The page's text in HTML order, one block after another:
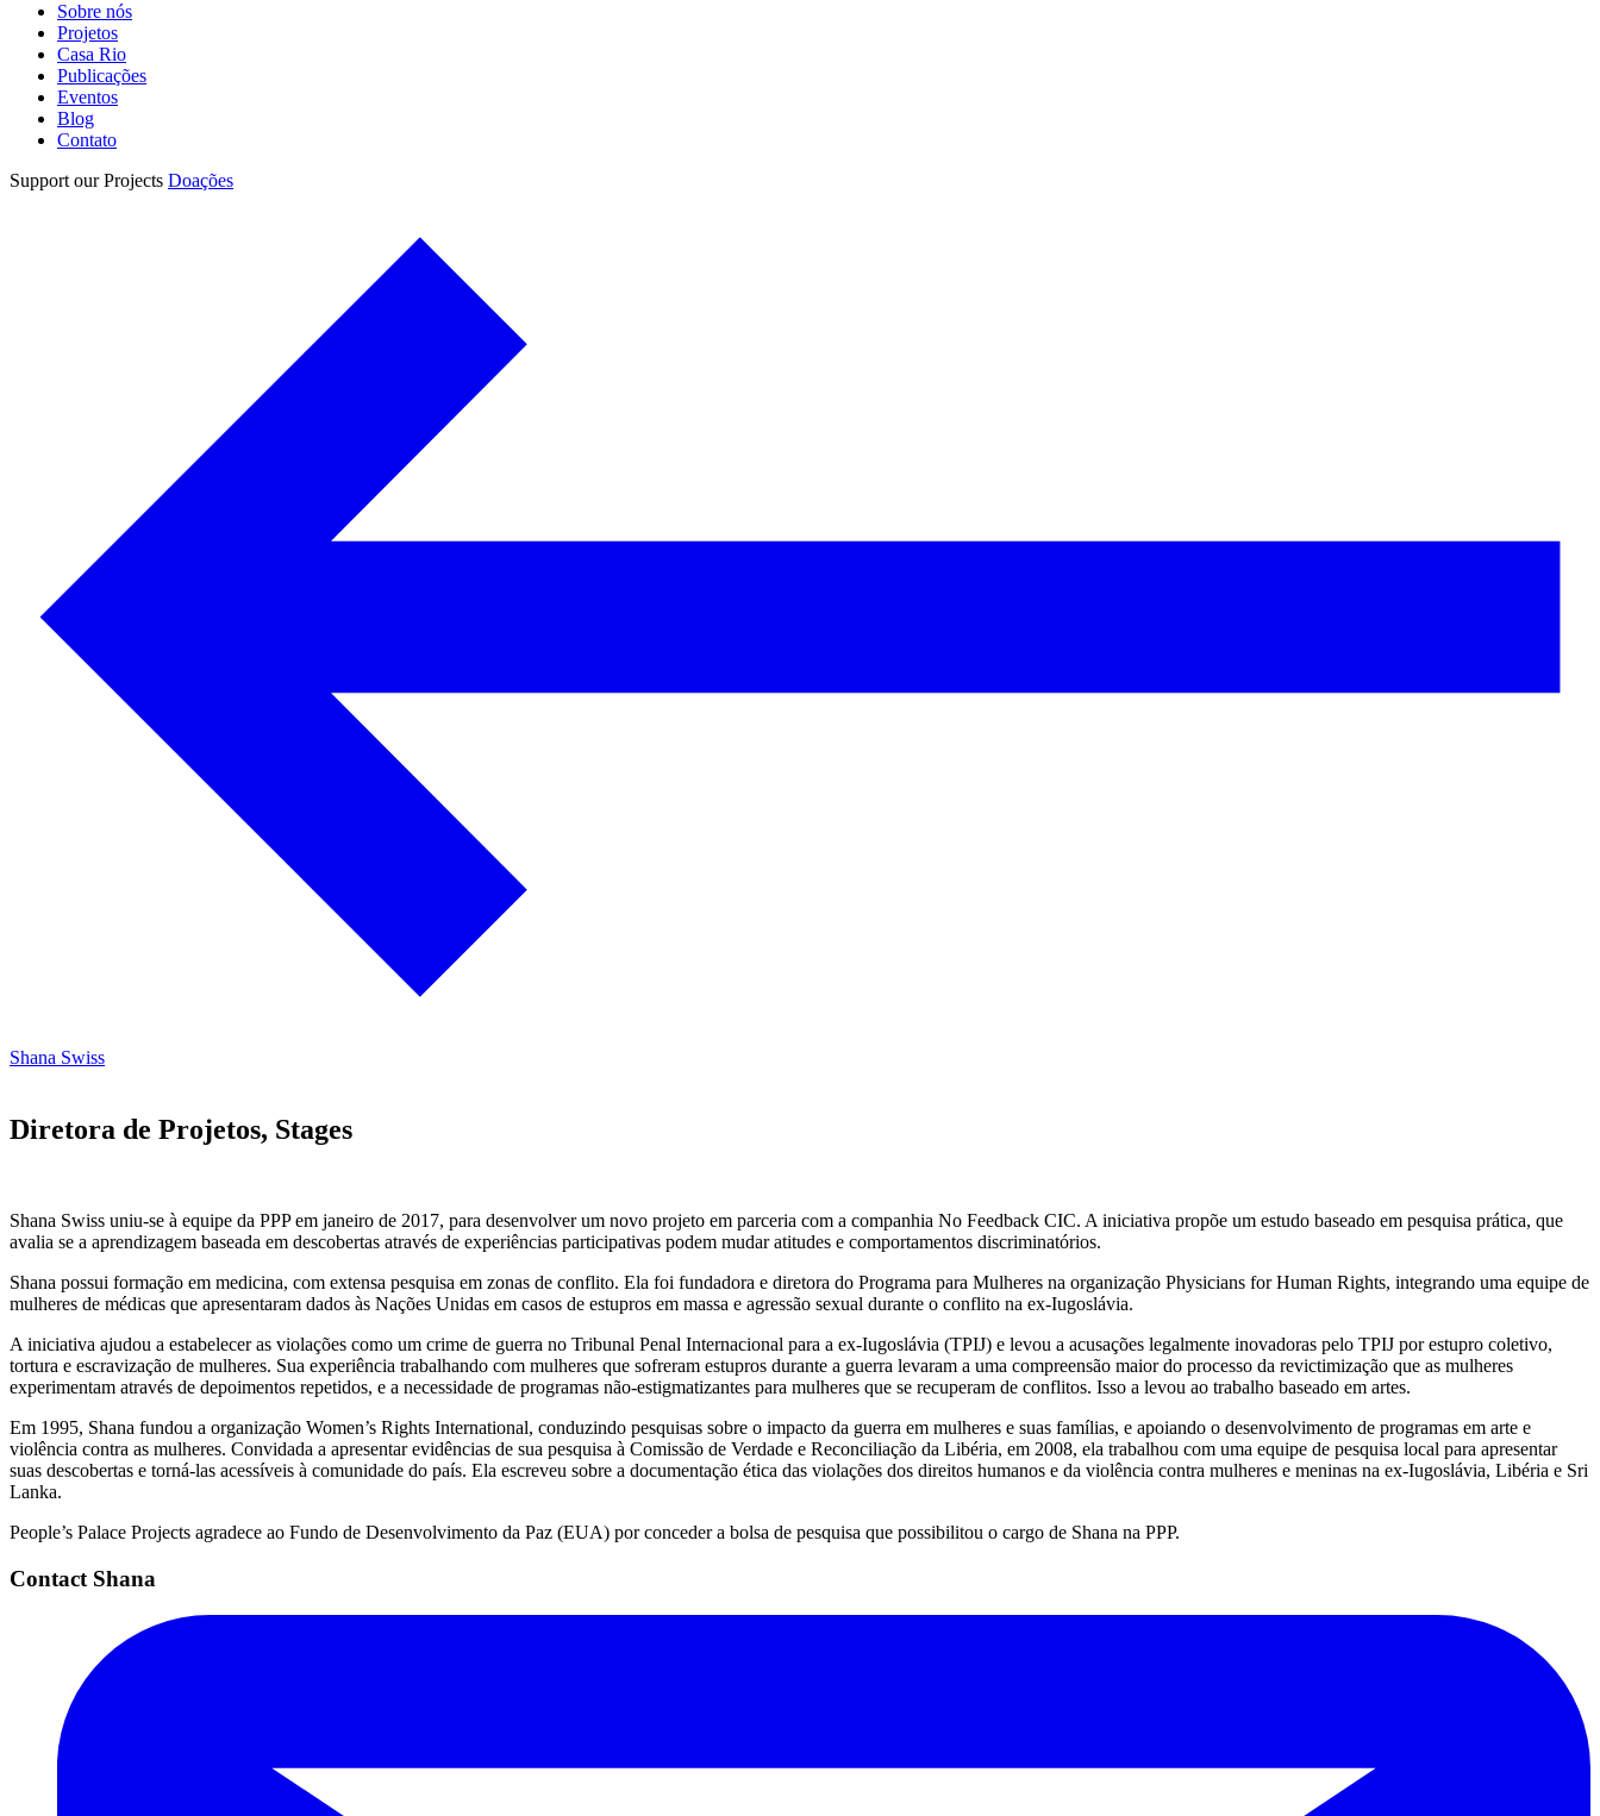
Sobre nós
Projetos
Casa Rio
Publicações
Eventos
Blog
Contato
Support our Projects Doações
Shana Swiss
Diretora de Projetos, Stages
Shana Swiss uniu-se à equipe da PPP em janeiro de 2017, para desenvolver um novo projeto em parceria com a companhia No Feedback CIC. A iniciativa propõe um estudo baseado em pesquisa prática, que
avalia se a aprendizagem baseada em descobertas através de experiências participativas podem mudar atitudes e comportamentos discriminatórios.
Shana possui formação em medicina, com extensa pesquisa em zonas de conflito. Ela foi fundadora e diretora do Programa para Mulheres na organização Physicians for Human Rights, integrando uma equipe de
mulheres de médicas que apresentaram dados às Nações Unidas em casos de estupros em massa e agressão sexual durante o conflito na ex-Iugoslávia.
A iniciativa ajudou a estabelecer as violações como um crime de guerra no Tribunal Penal Internacional para a ex-Iugoslávia (TPIJ) e levou a acusações legalmente inovadoras pelo TPIJ por estupro coletivo,
tortura e escravização de mulheres. Sua experiência trabalhando com mulheres que sofreram estupros durante a guerra levaram a uma compreensão maior do processo da revictimização que as mulheres
experimentam através de depoimentos repetidos, e a necessidade de programas não-estigmatizantes para mulheres que se recuperam de conflitos. Isso a levou ao trabalho baseado em artes.
Em 1995, Shana fundou a organização Women’s Rights International, conduzindo pesquisas sobre o impacto da guerra em mulheres e suas famílias, e apoiando o desenvolvimento de programas em arte e
violência contra as mulheres. Convidada a apresentar evidências de sua pesquisa à Comissão de Verdade e Reconciliação da Libéria, em 2008, ela trabalhou com uma equipe de pesquisa local para apresentar
suas descobertas e torná-las acessíveis à comunidade do país. Ela escreveu sobre a documentação ética das violações dos direitos humanos e da violência contra mulheres e meninas na ex-Iugoslávia, Libéria e Sri
Lanka.
People’s Palace Projects agradece ao Fundo de Desenvolvimento da Paz (EUA) por conceder a bolsa de pesquisa que possibilitou o cargo de Shana na PPP.
Contact Shana